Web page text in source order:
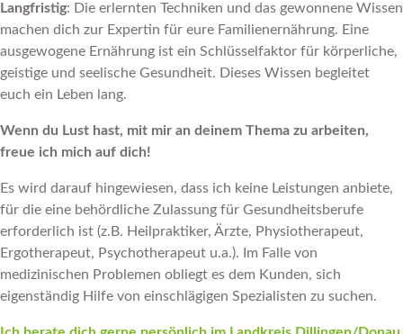
Langfristig: Die erlernten Techniken und das gewonnene Wissen
machen dich zur Expertin für eure Familienernährung. Eine
ausgewogene Ernährung ist ein Schlüsselfaktor für körperliche,
geistige und seelische Gesundheit. Dieses Wissen begleitet
euch ein Leben lang.
Wenn du Lust hast, mit mir an deinem Thema zu arbeiten,
freue ich mich auf dich!
Es wird darauf hingewiesen, dass ich keine Leistungen anbiete,
für die eine behördliche Zulassung für Gesundheitsberufe
erforderlich ist (z.B. Heilpraktiker, Ärzte, Physiotherapeut,
Ergotherapeut, Psychotherapeut u.a.). Im Falle von
medizinischen Problemen obliegt es dem Kunden, sich
eigenständig Hilfe von einschlägigen Spezialisten zu suchen.